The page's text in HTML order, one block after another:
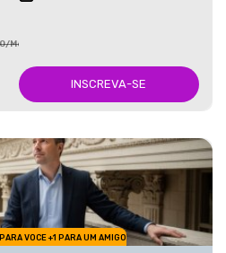
Mês
INSCREVA-SE
VOCE +1 PARA UM AMIGO